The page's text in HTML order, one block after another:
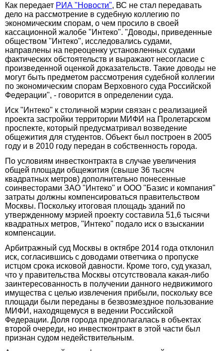
Как передает РИА "Новости", ВС не стал передавать
дело на рассмотрение в судебную коллегию по
экономическим спорам, о чем просило в своей
кассационной жалобе "Интеко". "Доводы, приведенные
обществом "Интеко", исследовались судами,
направлены на переоценку установленных судами
фактических обстоятельств и выражают несогласие с
произведенной оценкой доказательств. Такие доводы не
могут быть предметом рассмотрения судебной коллегии
по экономическим спорам Верховного суда Российской
Федерации", - говорится в определении суда.
Иск "Интеко" к столичной мэрии связан с реализацией
проекта застройки территории МИФИ на Пролетарском
проспекте, который предусматривал возведение
общежития для студентов. Объект был построен в 2005
году и в 2010 году передан в собственность города.
По условиям инвестконтракта в случае увеличения
общей площади общежития (свыше 36 тысяч
квадратных метров) дополнительно понесенные
соинвесторами ЗАО "Интеко" и ООО "Базис и компания"
затраты должны компенсироваться правительством
Москвы. Поскольку итоговая площадь зданий по
утвержденному мэрией проекту составила 51,6 тысячи
квадратных метров, "Интеко" подало иск о взыскании
компенсации.
Арбитражный суд Москвы в октябре 2014 года отклонил
иск, согласившись с доводами ответчика о пропуске
истцом срока исковой давности. Кроме того, суд указал,
что у правительства Москвы отсутствовала какая-либо
заинтересованность в получении данного недвижимого
имущества с целью извлечения прибыли, поскольку все
площади были переданы в безвозмездное пользование
МИФИ, находящемуся в ведении Российской
Федерации. Доля города предполагалась в объектах
второй очереди, но инвестконтракт в этой части был
признан судом недействительным.